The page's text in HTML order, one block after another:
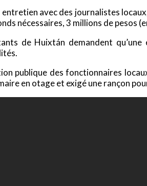
entretien avec des journalistes
nécessaires, 3 millions de pesos
de Huixtán demandent
publique des fonctionnaires
en otage et exigé une rançon